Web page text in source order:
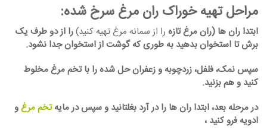
مراحل تهیه خوراک ران مرغ سرخ شده:
ابتدا ران ها (ران مرغ تازه را از سمانه مرغ تهیه کنید)را از دو طرف یک
برش تا استخوان بدهید به طوری که گوشت از استخوان جدا نشود.
سپس نمک، فلفل، زردچوبه و زعفران حل شده را با تخم مرغ مخلوط
کنید و هم بزنید.
در مرحله بعد، ابتدا ران ها را در آرد بغلتانید و سپس در مایهتخم مرغو
ادویه فرو کنید ،